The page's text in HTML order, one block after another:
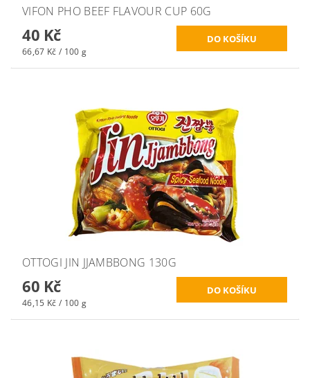
VIFON PHO BEEF FLAVOUR CUP 60G
40 Kč
66,67 Kč / 100 g
OTTOGI JIN JJAMBBONG 130G
60 Kč
46,15 Kč / 100 g